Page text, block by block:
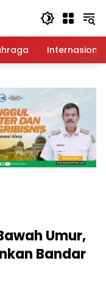
Internasional
Umur,
Bandar